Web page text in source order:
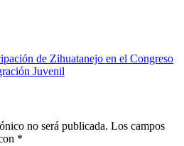
de Zihuatanejo en el Congreso
Juvenil
no será publicada. Los campos
*